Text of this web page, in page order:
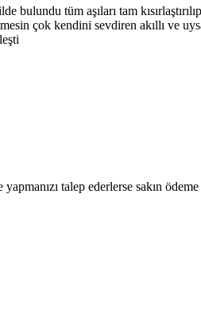
bulundu tüm aşıları tam
çok kendini sevdiren akıllı ve
talep ederlerse sakın